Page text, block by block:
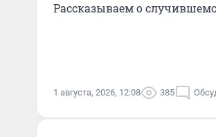
Рассказываем о
1 августа, 2026, 12:08 385